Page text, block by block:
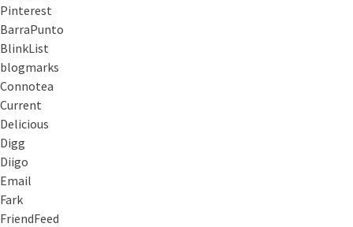
Pinterest
BarraPunto
BlinkList
blogmarks
Connotea
Current
Delicious
Digg
Diigo
Email
Fark
FriendFeed